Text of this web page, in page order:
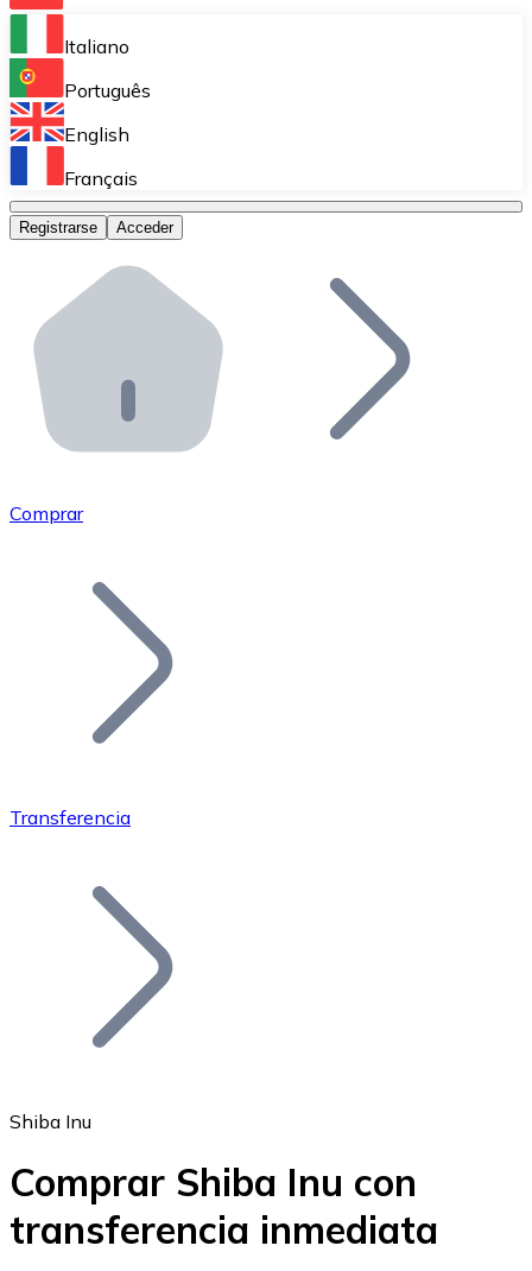
Bitnovo Ramp
Integra nuestra solución en tu plataforma.
Bitnovo Giftcards
Bitnovo OTC
Bitnovo ATM
Integra un ATM Bitnovo en tu negocio y permite que
Bitnovo API
Integra nuestra API en tu ecosistema.
Únete a nuestra red de distribuidores.
Añade tu proyecto a nuestro ecosistema.
Bitcoin
Ethereum
Italiano
Português
English
Français
Registrarse Acceder
Comprar
Transferencia
Shiba Inu
Comprar Shiba Inu con
transferencia inmediata